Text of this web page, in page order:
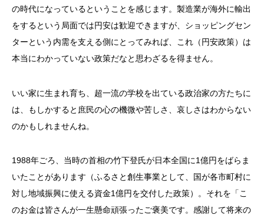
の時代になっているということを感じます。製造業が海外に輸出
をするという局面では円安は歓迎できますが、ショッピングセン
ターという内需を支える側にとってみれば、これ（円安政策）は
本当にわかっていない政策だなと思わざるを得ません。
いい家に生まれ育ち、超一流の学校を出ている政治家の方たちに
は、もしかすると庶民の心の機微や苦しさ、哀しさはわからない
のかもしれませんね。
1988年ごろ、当時の首相の竹下登氏が日本全国に1億円をばらま
いたことがあります（ふるさと創生事業として、国が各市町村に
対し地域振興に使える資金1億円を交付した政策）。それを「こ
のお金は皆さんが一生懸命頑張ったご褒美です。感謝して将来の